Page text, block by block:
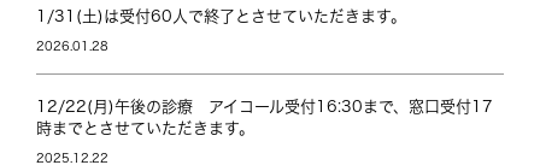
1/31(土)は受付60人で終了とさせていただきます。
2026.01.28
12/22(月)午後の診療 アイコール受付16:30まで、窓口受付17
時までとさせていただきます。
2025.12.22